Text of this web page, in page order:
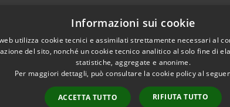
https://
Informazioni sui cookie
utilizza cookie tecnici e assimilati strettamente necessari al
del sito, nonché un cookie tecnico analitico al solo fine di
statistiche, aggregate e anonime.
Per maggiori dettagli, può consultare la cookie policy al
ACCETTA TUTTO RIFIUTA TUTTO